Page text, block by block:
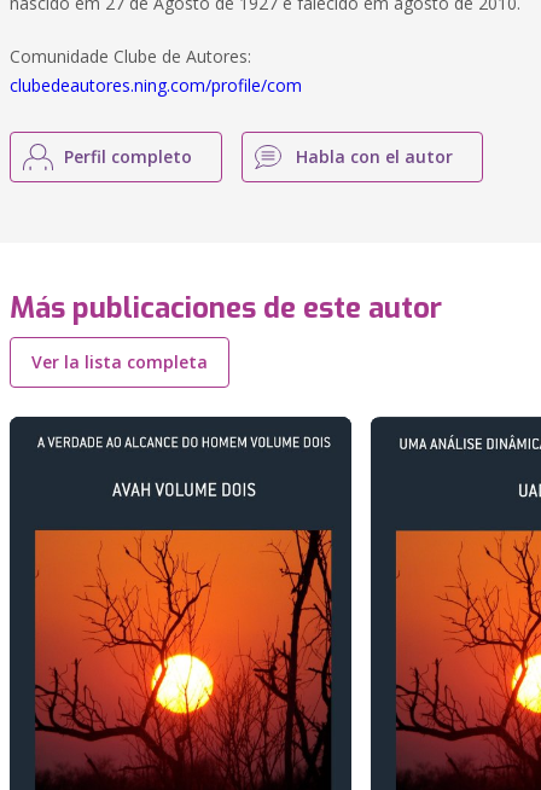
Comunidade Clube de Autores:
clubedeautores.ning.com/profile/com
Perfil completo Habla con el autor
Más publicaciones de este autor
Ver la lista completa